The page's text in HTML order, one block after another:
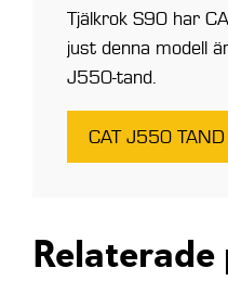
Tjälkrok S90 har
just denna modell
J550-tand.
CAT J550 TAND